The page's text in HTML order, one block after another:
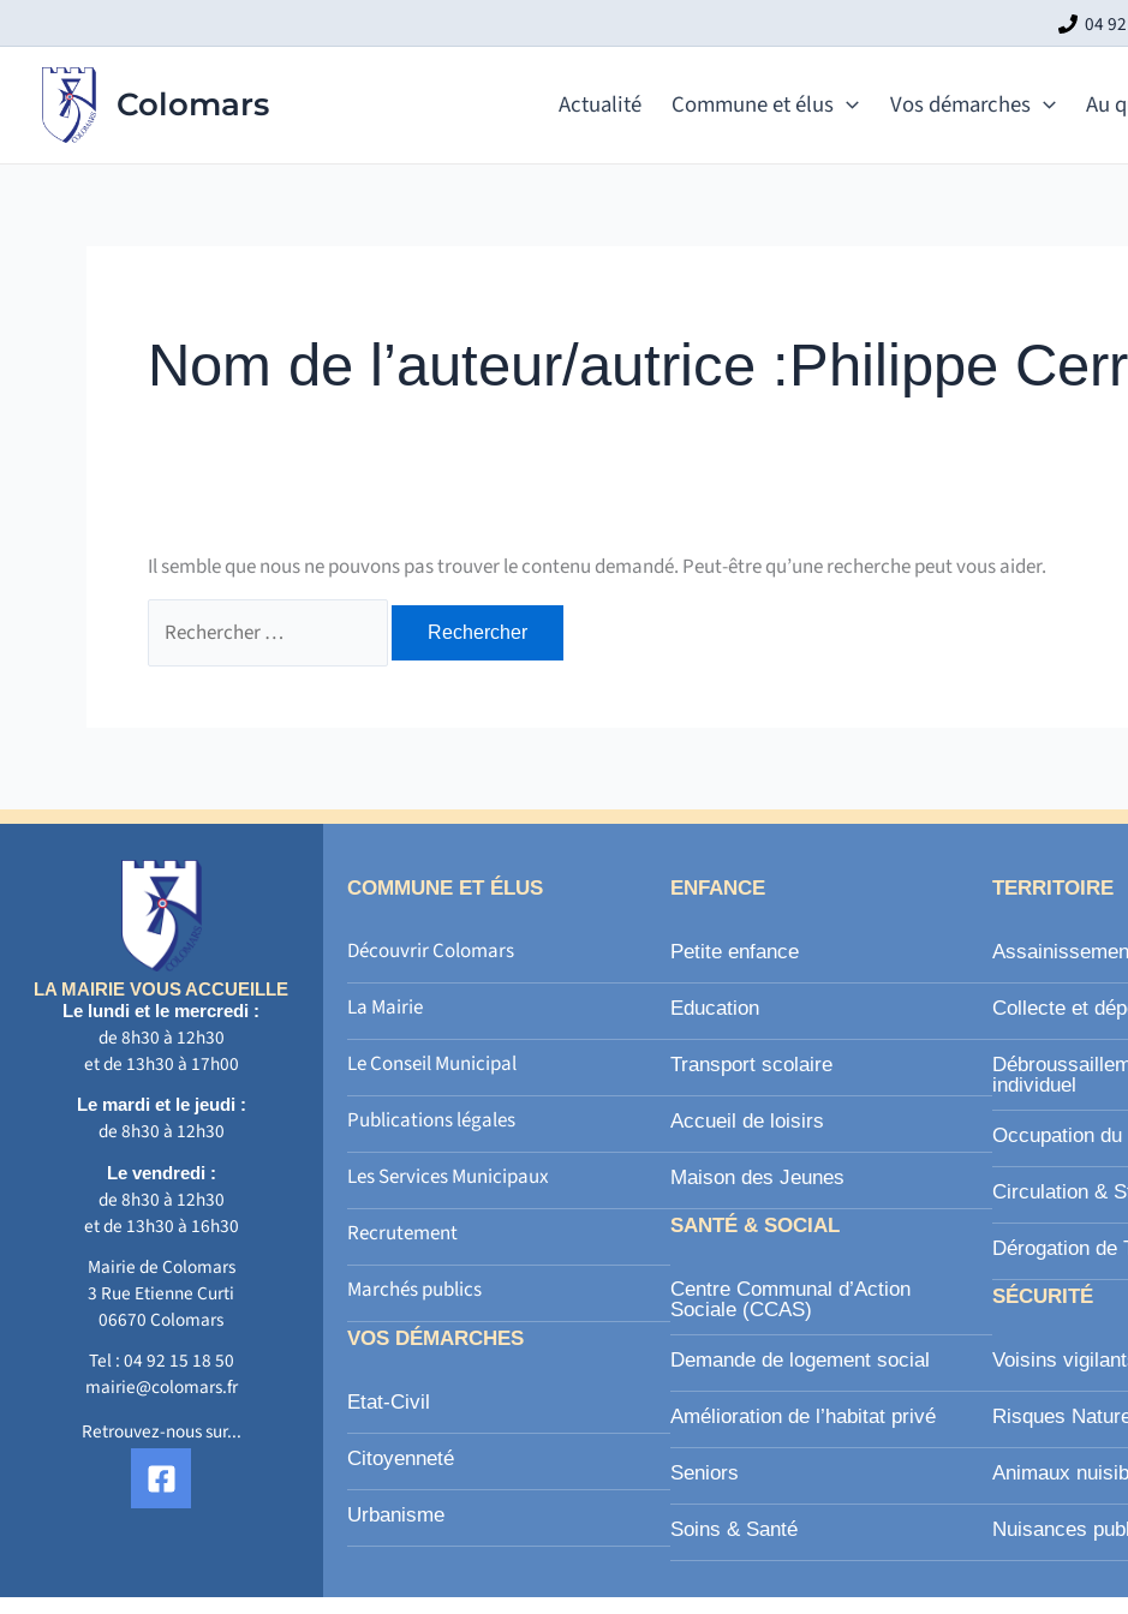
au
contenu
04
Colomars Actualité Commune et élus Vos démarches Au
Nom de l’auteur/autrice :Philippe
Il semble que nous ne pouvons pas trouver le contenu demandé. Peut-être qu’une recherche peut vous aider.
LA MAIRIE VOUS ACCUEILLE
Le lundi et le mercredi :
de 8h30 à 12h30
et de 13h30 à 17h00
Le mardi et le jeudi :
de 8h30 à 12h30
Le vendredi :
de 8h30 à 12h30
et de 13h30 à 16h30
Mairie de Colomars
3 Rue Etienne Curti
06670 Colomars
Tel :04 92 15 18 50
mairie@colomars.fr
Retrouvez-nous sur...
F
a
c
COMMUNE ET ÉLUS
Découvrir Colomars
La Mairie
Le Conseil Municipal
Publications légales
Les Services Municipaux
Recrutement
Marchés publics
VOS DÉMARCHES
Etat-Civil
Citoyenneté
Urbanisme
ENFANCE
Petite enfance
Education
Transport scolaire
Accueil de loisirs
Maison des Jeunes
SANTÉ & SOCIAL
Centre Communal d’Action
Sociale (CCAS)
Demande de logement social
Amélioration de l’habitat privé
Seniors
Soins & Santé
TERRITOIRE
Collecte et
individuel
Occupation
Circulation &
Dérogation de
SÉCURITÉ
Voisins
Risques
Animaux
Nuisances